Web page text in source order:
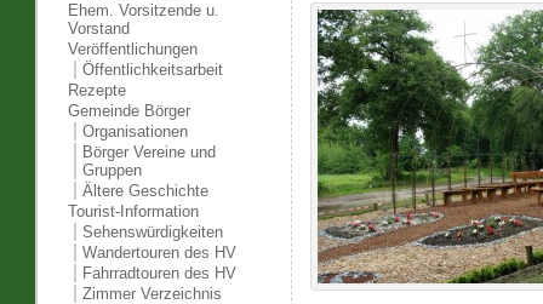
Ehem. Vorsitzende u.
Vorstand
Veröffentlichungen
Öffentlichkeitsarbeit
Rezepte
Gemeinde Börger
Organisationen
Börger Vereine und
Gruppen
Ältere Geschichte
Tourist-Information
Sehenswürdigkeiten
Wandertouren des HV
Fahrradtouren des HV
Zimmer Verzeichnis